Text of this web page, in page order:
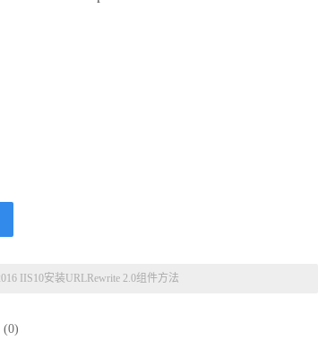
IIS10安装URLRewrite 2.0组件方法
(0)